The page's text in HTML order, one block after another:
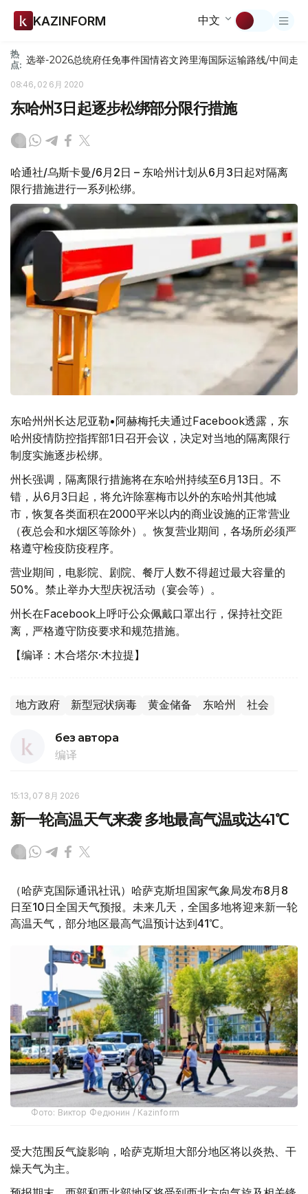
KAZINFORM 中文
热
点: 选举-2026总统府任免事件国情咨文跨里海国际运输路线/中间走廊
08:46, 02 6月 2020
东哈州3日起逐步松绑部分限行措施
哈通社/乌斯卡曼/6月2日 – 东哈州计划从6月3日起对隔离
限行措施进行一系列松绑。
东哈州州长达尼亚勒•阿赫梅托夫通过Facebook透露，东
哈州疫情防控指挥部1日召开会议，决定对当地的隔离限行
制度实施逐步松绑。
州长强调，隔离限行措施将在东哈州持续至6月13日。不
错，从6月3日起，将允许除塞梅市以外的东哈州其他城
市，恢复各类面积在2000平米以内的商业设施的正常营业
（夜总会和水烟区等除外）。恢复营业期间，各场所必须严
格遵守检疫防疫程序。
营业期间，电影院、剧院、餐厅人数不得超过最大容量的
50%。禁止举办大型庆祝活动（宴会等）。
州长在Facebook上呼吁公众佩戴口罩出行，保持社交距
离，严格遵守防疫要求和规范措施。
【编译：木合塔尔·木拉提】
地方政府 新型冠状病毒 黄金储备 东哈州 社会
без автора
编译
15:13, 07 8月 2026
新一轮高温天气来袭 多地最高气温或达41℃
（哈萨克国际通讯社讯）哈萨克斯坦国家气象局发布8月8
日至10日全国天气预报。未来几天，全国多地将迎来新一轮
高温天气，部分地区最高气温预计达到41℃。
Фото: Виктор Федюнин / Kazinform
受大范围反气旋影响，哈萨克斯坦大部分地区将以炎热、干
燥天气为主。